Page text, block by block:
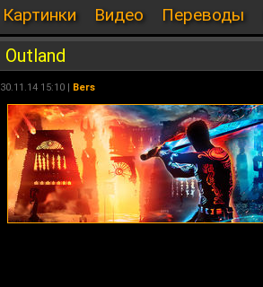
Картинки Видео Переводы
Outland
30.11.14 15:10 | Bers